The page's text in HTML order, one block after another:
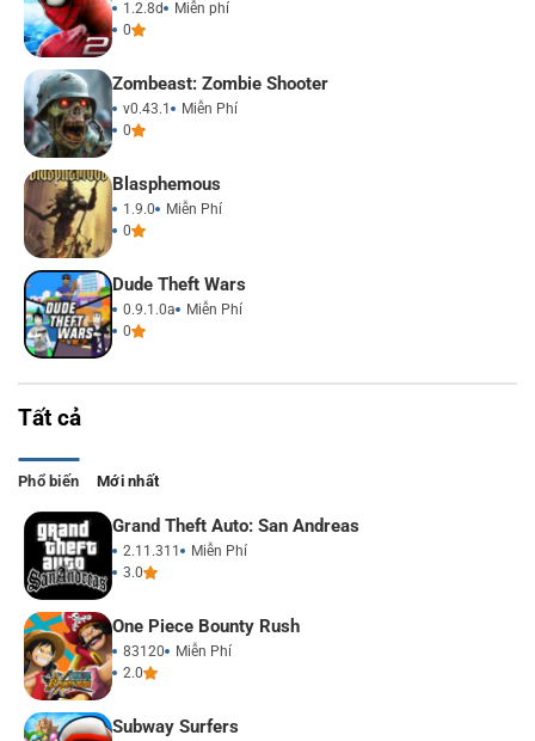
1.2.8d
Miễn phí
0
Zombeast: Zombie Shooter
v0.43.1
Miễn Phí
0
Blasphemous
1.9.0
Miễn Phí
0
Dude Theft Wars
0.9.1.0a
Miễn Phí
0
Tất cả
Phổ biến Mới nhất
Grand Theft Auto: San Andreas
2.11.311
Miễn Phí
3.0
One Piece Bounty Rush
83120
Miễn Phí
2.0
Subway Surfers